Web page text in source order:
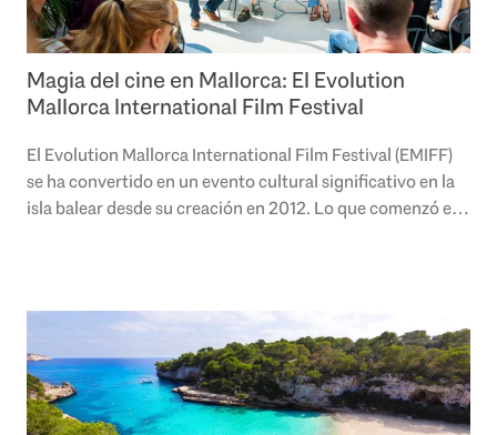
Magia del cine en Mallorca: El Evolution
Mallorca International Film Festival
El Evolution Mallorca International Film Festival (EMIFF)
se ha convertido en un evento cultural significativo en la
isla balear desde su creación en 2012. Lo que comenzó en